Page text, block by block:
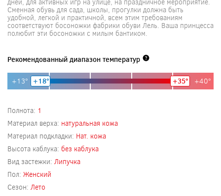
дней, для активных игр на улице, на праздничное мероприятие.
Сменная обувь для сада, школы, прогулки должна быть
удобной, легкой и практичной, всем этим требованиям
соответствуют босоножки фабрики обуви Лель. Ваша принцесса
полюбит эти босоножки с милым бантиком.
Рекомендованный диапазон температур
+13° +18° +35° +40°
Полнота: 1
Материал верха: натуральная кожа
Материал подкладки: Нат. кожа
Высота каблука: без каблука
Вид застежки: Липучка
Пол: Женский
Сезон: Лето